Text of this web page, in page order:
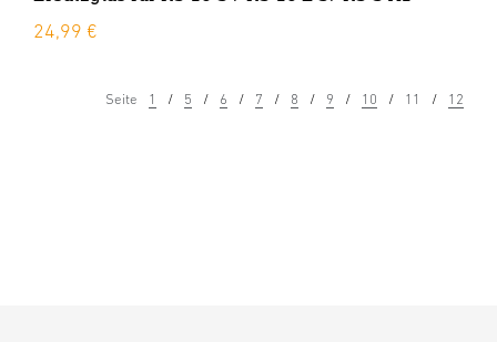
24,99 €
Seite 1 5 6 7 8 9 10 11 12